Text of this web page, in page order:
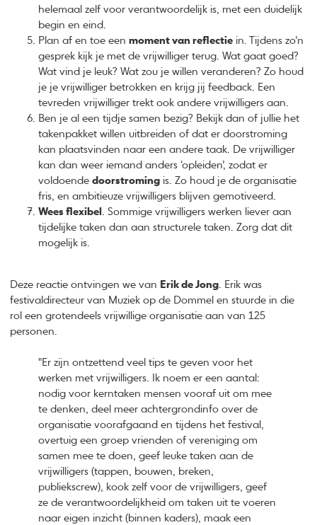
helemaal zelf voor verantwoordelijk is, met een duidelijk
begin en eind.
Plan af en toe eenmoment van reflectie in. Tijdens zo’n
gesprek kijk je met de vrijwilliger terug. Wat gaat goed?
Wat vind je leuk? Wat zou je willen veranderen? Zo houd
je je vrijwilliger betrokken en krijg jij feedback. Een
tevreden vrijwilliger trekt ook andere vrijwilligers aan.
Ben je al een tijdje samen bezig? Bekijk dan of jullie het
takenpakket willen uitbreiden of dat er doorstroming
kan plaatsvinden naar een andere taak. De vrijwilliger
kan dan weer iemand anders ‘opleiden’, zodat er
voldoendedoorstroming is. Zo houd je de organisatie
fris, en ambitieuze vrijwilligers blijven gemotiveerd.
Wees flexibel
. Sommige vrijwilligers werken liever aan
tijdelijke taken dan aan structurele taken. Zorg dat dit
mogelijk is.
Deze reactie ontvingen we van Erik de Jong . Erik was
festivaldirecteur van Muziek op de Dommel en stuurde in die
rol een grotendeels vrijwillige organisatie aan van 125
personen.
"Er zijn ontzettend veel tips te geven voor het
werken met vrijwilligers. Ik noem er een aantal:
nodig voor kerntaken mensen vooraf uit om mee
te denken, deel meer achtergrondinfo over de
organisatie voorafgaand en tijdens het festival,
overtuig een groep vrienden of vereniging om
samen mee te doen, geef leuke taken aan de
vrijwilligers (tappen, bouwen, breken,
publiekscrew), kook zelf voor de vrijwilligers, geef
ze de verantwoordelijkheid om taken uit te voeren
naar eigen inzicht (binnen kaders), maak een